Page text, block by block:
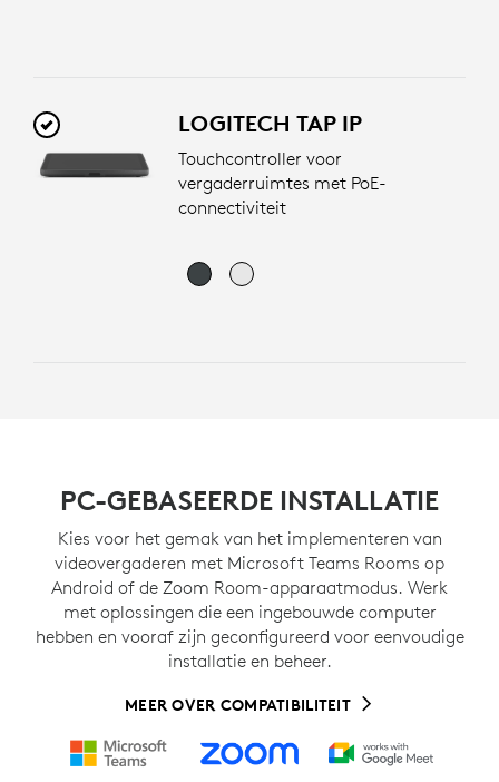
LOGITECH TAP IP
Touchcontroller voor
vergaderruimtes met PoE-
connectiviteit
PC-GEBASEERDE INSTALLATIE
Kies voor het gemak van het implementeren van
videovergaderen met Microsoft Teams Rooms op
Android of de Zoom Room-apparaatmodus. Werk
met oplossingen die een ingebouwde computer
hebben en vooraf zijn geconfigureerd voor eenvoudige
installatie en beheer.
MEER OVER COMPATIBILITEIT